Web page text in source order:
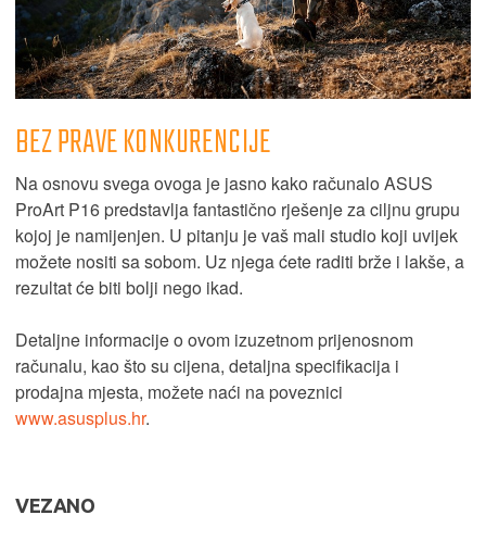
BEZ PRAVE KONKURENCIJE
Na osnovu svega ovoga je jasno kako računalo ASUS
ProArt P16 predstavlja fantastično rješenje za ciljnu grupu
kojoj je namijenjen. U pitanju je vaš mali studio koji uvijek
možete nositi sa sobom. Uz njega ćete raditi brže i lakše, a
rezultat će biti bolji nego ikad.
Detaljne informacije o ovom izuzetnom prijenosnom
računalu, kao što su cijena, detaljna specifikacija i
prodajna mjesta, možete naći na poveznici
www.asusplus.hr.
VEZANO